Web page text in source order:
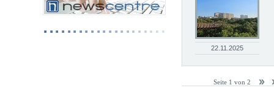
22.11.2025
Seite 1 von 2